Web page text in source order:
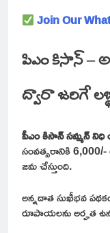
Join Our
పిఎం కిసాన్ –
ద్వారా జరిగే
పీఎం కిసాన్ సమ్మన్
సంవత్సరానికి
జమ చేస్తుంది.
అన్నదాత సుఖీభవ
రూపాయలను అర్హత